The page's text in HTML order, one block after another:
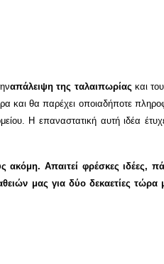
απάλειψη της ταλαιπωρίας και του
θα παρέχει οποιαδήποτε
Η επαναστατική αυτή ιδέα
ακόμη. Απαιτεί φρέσκες
μας για δύο δεκαετίες